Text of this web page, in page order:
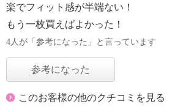
楽でフィット感が半端ない！
もう一枚買えばよかった！
4人が「参考になった」と言っています
参考になった
このお客様の他のクチコミを見る